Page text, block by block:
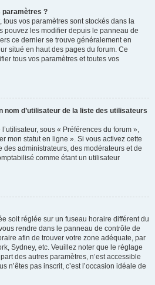
paramètres ?
vos paramètres sont stockés dans la
pouvez les modifier depuis le panneau de
ce dernier se trouve généralement en
situé en haut des pages du forum. Ce
tous vos paramètres et toutes vos
nom d’utilisateur de la liste des utilisateurs
sous « Préférences du forum »,
mon statut en ligne ». Si vous activez cette
administrateurs, des modérateurs et de
comme étant un utilisateur
soit réglée sur un fuseau horaire différent du
rendre dans le panneau de contrôle de
afin de trouver votre zone adéquate, par
Sydney, etc. Veuillez noter que le réglage
des autres paramètres, n’est accessible
n’êtes pas inscrit, c’est l’occasion idéale de